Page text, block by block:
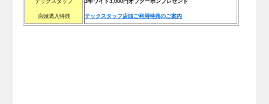
テックスタッフ
店頭購入特典
3年ワイド3,000円オフクーポンプレゼント
テックスタッフ店頭ご利用特典のご案内